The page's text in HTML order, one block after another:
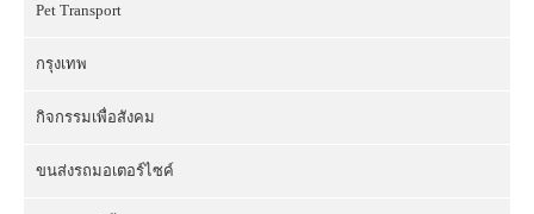
Pet Transport
กรุงเทพ
กิจกรรมเพื่อสังคม
ขนส่งรถมอเตอร์ไซค์